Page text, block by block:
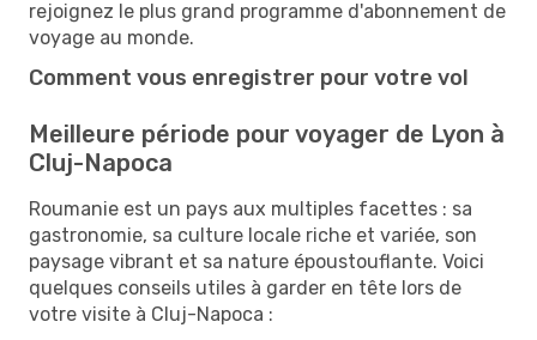
rejoignez le plus grand programme d'abonnement de
voyage au monde.
Comment vous enregistrer pour votre vol
Meilleure période pour voyager de Lyon à
Cluj-Napoca
Roumanie est un pays aux multiples facettes : sa
gastronomie, sa culture locale riche et variée, son
paysage vibrant et sa nature époustouflante. Voici
quelques conseils utiles à garder en tête lors de
votre visite à Cluj-Napoca :